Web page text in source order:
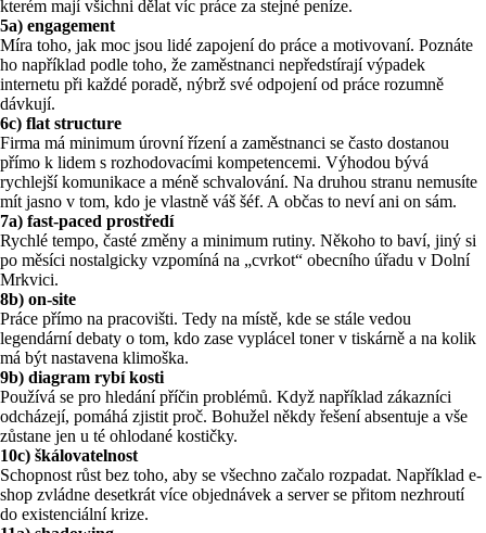
kterém mají všichni dělat víc práce za stejné peníze.
5a) engagement
Míra toho, jak moc jsou lidé zapojení do práce a motivovaní. Poznáte
ho například podle toho, že zaměstnanci nepředstírají výpadek
internetu při každé poradě, nýbrž své odpojení od práce rozumně
dávkují.
6c) flat structure
Firma má minimum úrovní řízení a zaměstnanci se často dostanou
přímo k lidem s rozhodovacími kompetencemi. Výhodou bývá
rychlejší komunikace a méně schvalování. Na druhou stranu nemusíte
mít jasno v tom, kdo je vlastně váš šéf. A občas to neví ani on sám.
7a) fast-paced prostředí
Rychlé tempo, časté změny a minimum rutiny. Někoho to baví, jiný si
po měsíci nostalgicky vzpomíná na „cvrkot“ obecního úřadu v Dolní
Mrkvici.
8b) on-site
Práce přímo na pracovišti. Tedy na místě, kde se stále vedou
legendární debaty o tom, kdo zase vyplácel toner v tiskárně a na kolik
má být nastavena klimoška.
9b) diagram rybí kosti
Používá se pro hledání příčin problémů. Když například zákazníci
odcházejí, pomáhá zjistit proč. Bohužel někdy řešení absentuje a vše
zůstane jen u té ohlodané kostičky.
10c) škálovatelnost
Schopnost růst bez toho, aby se všechno začalo rozpadat. Například e-
shop zvládne desetkrát více objednávek a server se přitom nezhroutí
do existenciální krize.